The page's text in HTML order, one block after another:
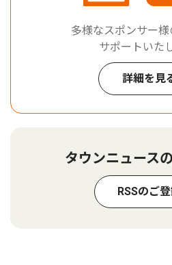
多様なスポンサー
サポートいた
詳細を見
タウンニュース
RSSのご